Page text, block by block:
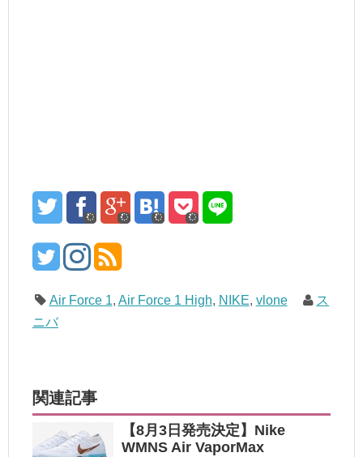
Air Force 1, Air Force 1 High, NIKE, vlone
ス
ニバ
関連記事
【8月3日発売決定】Nike
WMNS Air VaporMax